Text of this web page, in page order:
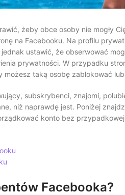
żeby obce osoby nie mogły
na Facebooku. Na profilu
ustawić, że obserwować
prywatności. W przypadku
taką osobę zablokować
subskrybenci, znajomi,
niż naprawdę jest. Poniżej
konto bez
Facebooka?